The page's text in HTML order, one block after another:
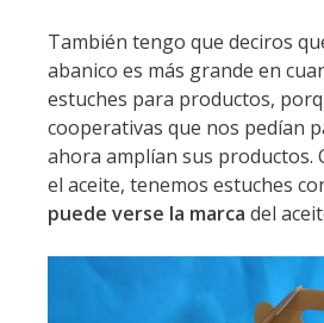
También tengo que deciros
abanico es más grande en
estuches para productos,
cooperativas que nos pedían
ahora amplían sus productos.
el aceite, tenemos estuches
puede verse la marca del